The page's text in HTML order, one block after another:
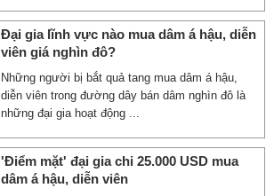
Đại gia lĩnh vực nào mua dâm á hậu, diễn
viên giá nghìn đô?
Những người bị bắt quả tang mua dâm á hậu,
diễn viên trong đường dây bán dâm nghìn đô là
những đại gia hoạt động ...
'Điểm mặt' đại gia chi 25.000 USD mua
dâm á hậu, diễn viên